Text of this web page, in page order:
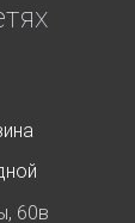
60в